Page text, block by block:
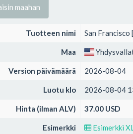
maahan
Tuotteen nimi San
Maa
Version päivämäärä 2026-08-04
Luotu klo 2026-08-04
Hinta (ilman ALV) 37.00 USD
Esimerkki Esimerkki